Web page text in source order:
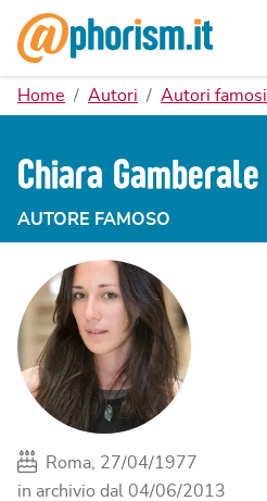
Home Autori Autori famosi
Chiara Gamberale
AUTORE FAMOSO
Roma, 27/04/1977
in archivio dal 04/06/2013